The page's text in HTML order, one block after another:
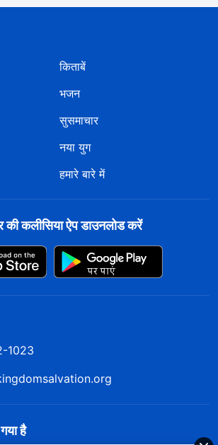
किताबें
भजन
सुसमाचार
नया युग
हमारे बारे में
की कलीसिया ऐप डाउनलोड करें
1023
है